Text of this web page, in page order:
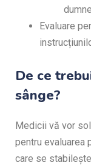
Evaluare
De ce
sânge?
Medicii vă vor
pentru evaluarea
care se